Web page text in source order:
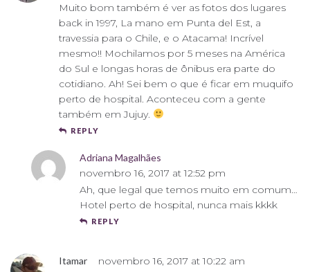
Muito bom também é ver as fotos dos lugares
back in 1997, La mano em Punta del Est, a
travessia para o Chile, e o Atacama! Incrível
mesmo!! Mochilamos por 5 meses na América
do Sul e longas horas de ônibus era parte do
cotidiano. Ah! Sei bem o que é ficar em muquifo
perto de hospital. Aconteceu com a gente
também em Jujuy.
REPLY
Adriana Magalhães
novembro 16, 2017 at 12:52 pm
Ah, que legal que temos muito em comum…
Hotel perto de hospital, nunca mais kkkk
REPLY
Itamar
novembro 16, 2017 at 10:22 am